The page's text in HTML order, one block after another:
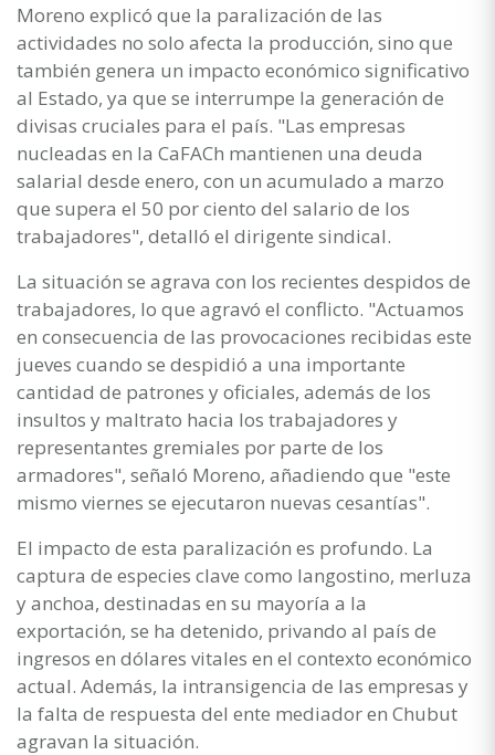
Moreno explicó que la paralización de las
actividades no solo afecta la producción, sino que
también genera un impacto económico significativo
al Estado, ya que se interrumpe la generación de
divisas cruciales para el país. "Las empresas
nucleadas en la CaFACh mantienen una deuda
salarial desde enero, con un acumulado a marzo
que supera el 50 por ciento del salario de los
trabajadores", detalló el dirigente sindical.
La situación se agrava con los recientes despidos de
trabajadores, lo que agravó el conflicto. "Actuamos
en consecuencia de las provocaciones recibidas este
jueves cuando se despidió a una importante
cantidad de patrones y oficiales, además de los
insultos y maltrato hacia los trabajadores y
representantes gremiales por parte de los
armadores", señaló Moreno, añadiendo que "este
mismo viernes se ejecutaron nuevas cesantías".
El impacto de esta paralización es profundo. La
captura de especies clave como langostino, merluza
y anchoa, destinadas en su mayoría a la
exportación, se ha detenido, privando al país de
ingresos en dólares vitales en el contexto económico
actual. Además, la intransigencia de las empresas y
la falta de respuesta del ente mediador en Chubut
agravan la situación.